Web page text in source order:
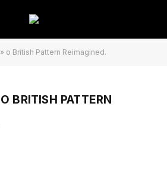
» o British Pattern Reimagined.
O BRITISH PATTERN